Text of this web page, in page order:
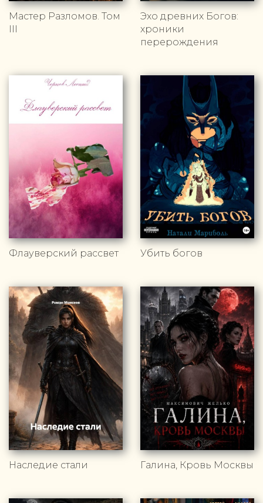
Мастер Разломов. Том
III
Эхо древних Богов:
хроники
перерождения
Флауверский рассвет Убить богов
Наследие стали Галина, Кровь Москвы